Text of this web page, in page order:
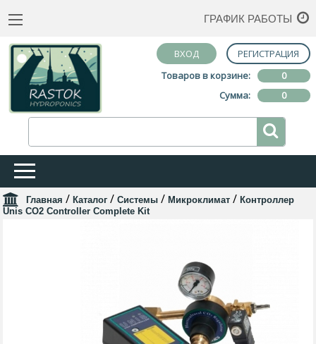
ГРАФИК РАБОТЫ
ВХОД
РЕГИСТРАЦИЯ
Товаров в корзине:
0
Сумма:
0
Главная / Каталог / Системы / Микроклимат / Контроллер
Unis CO2 Controller Complete Kit